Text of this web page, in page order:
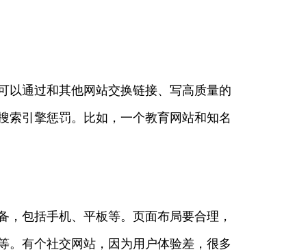
以通过和其他网站交换链接、写高质量的
索引擎惩罚。比如，一个教育网站和知名
包括手机、平板等。页面布局要合理，
。有个社交网站，因为用户体验差，很多